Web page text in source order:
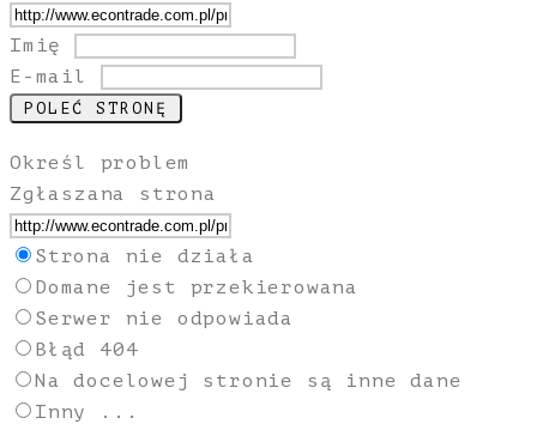
Imię
E-mail
Określ problem
Zgłaszana strona
Strona nie działa
Domane jest przekierowana
Serwer nie odpowiada
Błąd 404
Na docelowej stronie są inne dane
Inny ...